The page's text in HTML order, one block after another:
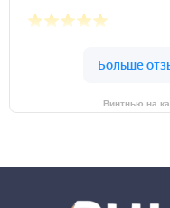
Винтнью на